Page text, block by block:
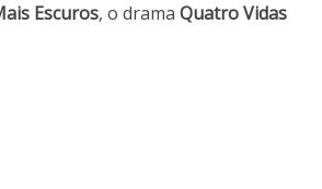
Escuros, o drama Quatro Vidas